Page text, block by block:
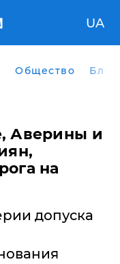
UA
Общество
Аверины и
на
допуска